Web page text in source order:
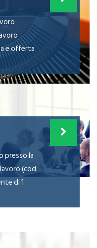
e offerta
presso la
(cod.
di 1